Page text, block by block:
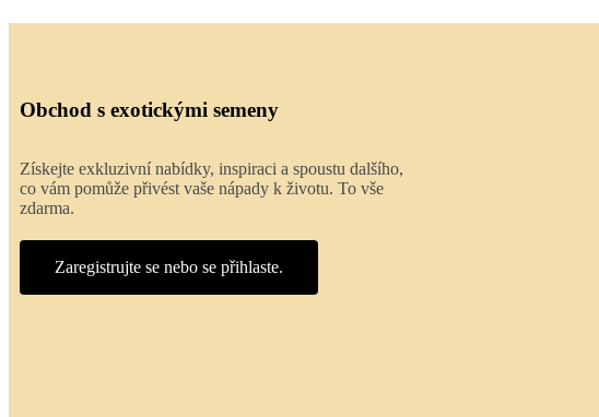
Obchod s exotickými semeny
Získejte exkluzivní nabídky, inspiraci a spoustu dalšího,
co vám pomůže přivést vaše nápady k životu. To vše
zdarma.
Zaregistrujte se nebo se přihlaste.